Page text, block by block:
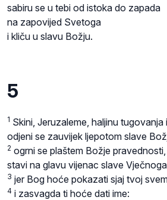
sabiru se u tebi od istoka do zapada
na zapovijed Svetoga
i kliču u slavu Božju.
5
1 Skini, Jeruzaleme, haljinu tugovanja
odjeni se zauvijek ljepotom slave
2 ogrni se plaštem Božje pravednosti,
stavi na glavu vijenac slave
3 jer Bog hoće pokazati sjaj tvoj
4 i zasvagda ti hoće dati ime: